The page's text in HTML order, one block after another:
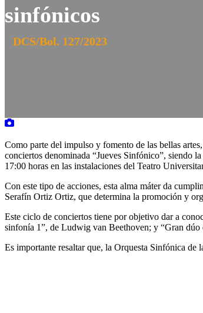
sinfónicos
DCS/Bol. 127/2023
Como parte del impulso y fomento de las bellas
conciertos denominada “Jueves Sinfónico”, siendo
17:00 horas en las instalaciones del Teatro
Con este tipo de acciones, esta alma máter da
Serafín Ortiz Ortiz, que determina la promoción y
Este ciclo de conciertos tiene por objetivo dar a
sinfonía 1”, de Ludwig van Beethoven; y “Gran
Es importante resaltar que, la Orquesta Sinfónica de